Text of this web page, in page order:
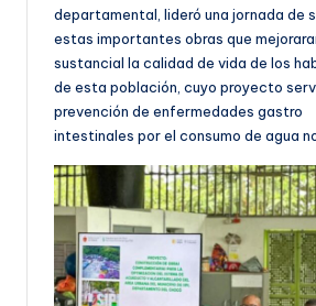
departamental, lideró una jornada de
estas importantes obras que
sustancial la calidad de vida de los
de esta población, cuyo proyecto
prevención de enfermedades gastro
intestinales por el consumo de agua